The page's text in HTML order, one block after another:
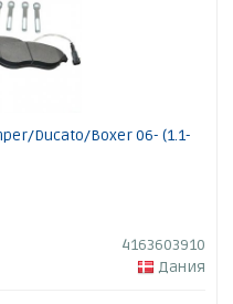
Ducato/Boxer 06- (1.1-
4163603910
Дания